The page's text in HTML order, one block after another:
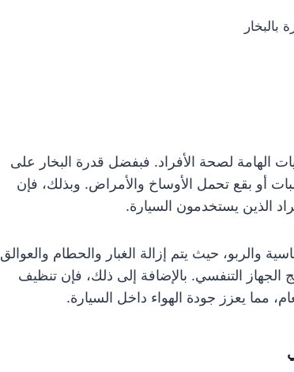
الهامة لصحة الأفراد. فبفضل قدرة البخار على
أو بقع تحمل الأوساخ والأمراض. وبذلك، فإن
الذين يستخدمون السيارة.
والربو، حيث يتم إزالة الغبار والحطام والعوالق
الجهاز التنفسي. بالإضافة إلى ذلك، فإن تنظيف
مما يعزز جودة الهواء داخل السيارة.